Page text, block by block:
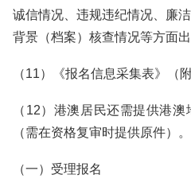
诚信情况、违规违纪情况、廉
背景（档案）核查情况等方面出
（11）《报名信息采集表》（
（12）港澳居民还需提供港
（需在资格复审时提供原件）。
（一）受理报名